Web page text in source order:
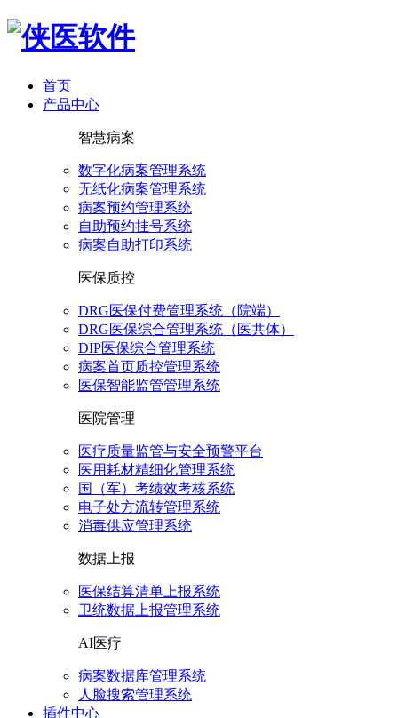
首页
产品中心
智慧病案
数字化病案管理系统
无纸化病案管理系统
病案预约管理系统
自助预约挂号系统
病案自助打印系统
医保质控
DRG医保付费管理系统（院端）
DRG医保综合管理系统（医共体）
DIP医保综合管理系统
病案首页质控管理系统
医保智能监管管理系统
医院管理
医疗质量监管与安全预警平台
医用耗材精细化管理系统
国（军）考绩效考核系统
电子处方流转管理系统
消毒供应管理系统
数据上报
医保结算清单上报系统
卫统数据上报管理系统
AI医疗
病案数据库管理系统
人脸搜索管理系统
插件中心